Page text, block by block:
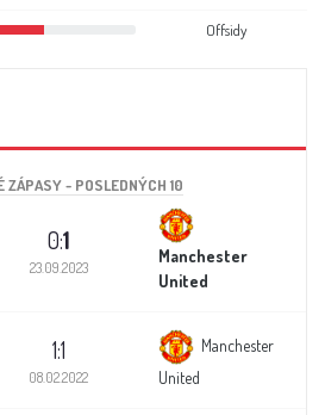
Offsidy
ZÁPASY - POSLEDNÝCH 10
0:1
23.09.2023
Manchester
United
1:1
08.02.2022
Manchester
United